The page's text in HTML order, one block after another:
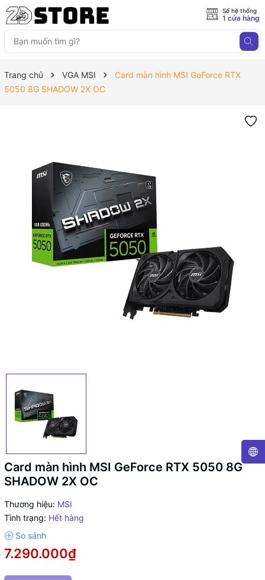
Số hệ thống
1 cửa hàng
Trang chủ VGA MSI
Card màn hình MSI GeForce RTX
5050 8G SHADOW 2X OC
Card màn hình MSI GeForce RTX 5050 8G
SHADOW 2X OC
Thương hiệu: MSI
Tình trạng: Hết hàng
7.290.000₫